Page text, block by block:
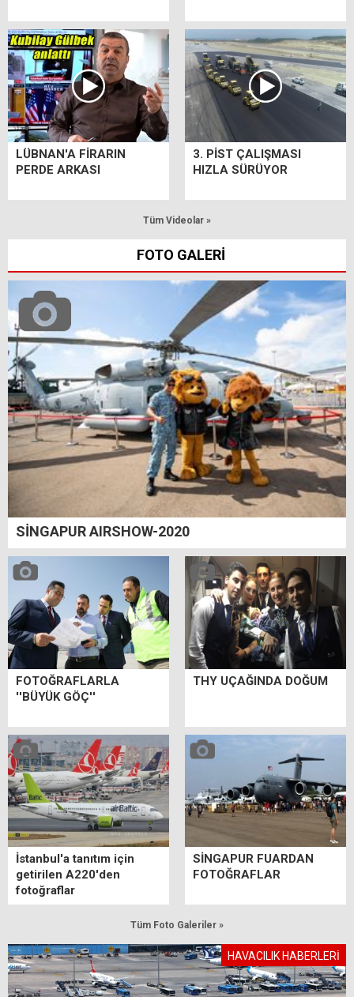
LÜBNAN'A FİRARIN
PERDE ARKASI
3. PİST ÇALIŞMASI
HIZLA SÜRÜYOR
Tüm Videolar »
FOTO GALERİ
SİNGAPUR AIRSHOW-2020
FOTOĞRAFLARLA
''BÜYÜK GÖÇ''
THY UÇAĞINDA DOĞUM
İstanbul'a tanıtım için
getirilen A220'den
fotoğraflar
SİNGAPUR FUARDAN
FOTOĞRAFLAR
Tüm Foto Galeriler »
HAVACILIK HABERLERİ